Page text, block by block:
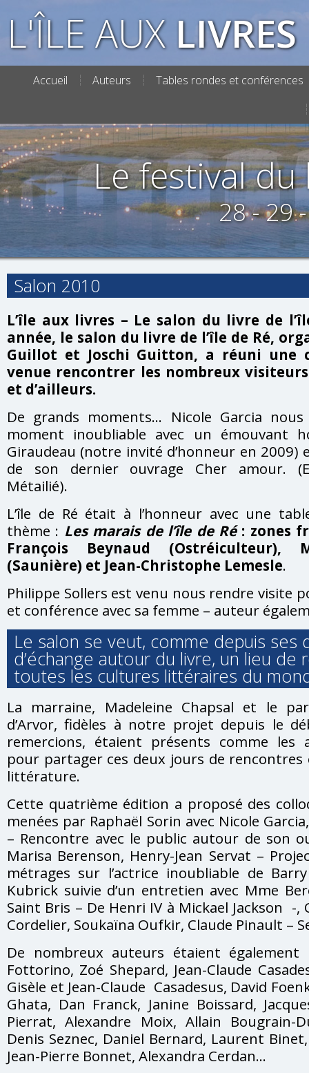
L'ÎLE AUX LIVRES
Accueil Auteurs Tables rondes et conférences
Le festival du
28 - 29
Salon 2010
L’île aux livres – Le salon du livre de
année, le salon du livre de l’île de Ré,
Guillot et Joschi Guitton, a réuni une
venue rencontrer les nombreux
et d’ailleurs.
De grands moments… Nicole Garcia
moment inoubliable avec un émouvant
Giraudeau (notre invité d’honneur en 2009)
de son dernier ouvrage Cher amour.
Métailié).
L’île de Ré était à l’honneur avec une
thème : Les marais de l’île de Ré: zones
François Beynaud (Ostréiculteur),
(Saunière) et Jean-Christophe Lemesle.
Philippe Sollers est venu nous rendre visite
et conférence avec sa femme – auteur
Le salon se veut, comme depuis ses
d’échange autour du livre, un lieu de
toutes les cultures littéraires du
La marraine, Madeleine Chapsal et le
d’Arvor, fidèles à notre projet depuis le
remercions, étaient présents comme les
pour partager ces deux jours de rencontres
littérature.
Cette quatrième édition a proposé des
menées par Raphaël Sorin avec Nicole
– Rencontre avec le public autour de son
Marisa Berenson, Henry-Jean Servat –
métrages sur l’actrice inoubliable de
Kubrick suivie d’un entretien avec Mme
Saint Bris – De Henri IV à Mickael Jackson -,
Cordelier, Soukaïna Oufkir, Claude Pinault –
De nombreux auteurs étaient également
Fottorino, Zoé Shepard, Jean-Claude
Gisèle et Jean-Claude Casadesus, David
Ghata, Dan Franck, Janine Boissard,
Pierrat, Alexandre Moix, Allain Bougrain-
Denis Seznec, Daniel Bernard, Laurent
Jean-Pierre Bonnet, Alexandra Cerdan…